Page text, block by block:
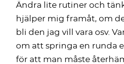
Ändra lite rutiner och
hjälper mig framåt, om
bli den jag vill vara osv.
om att springa en runda
för att man måste